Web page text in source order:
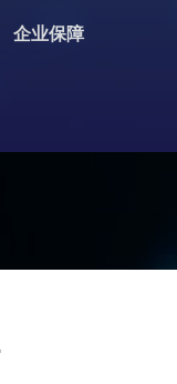
企业保障